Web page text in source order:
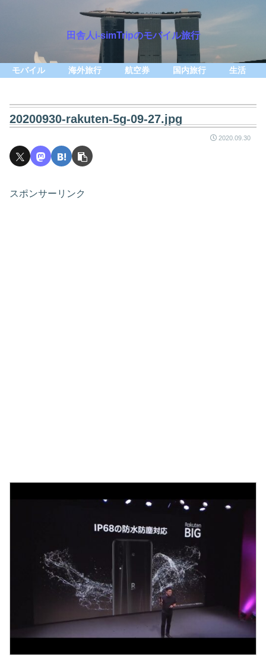
田舎人i-simTripのモバイル旅行
モバイル 海外旅行 航空券 国内旅行 生活
20200930-rakuten-5g-09-27.jpg
2020.09.30
スポンサーリンク